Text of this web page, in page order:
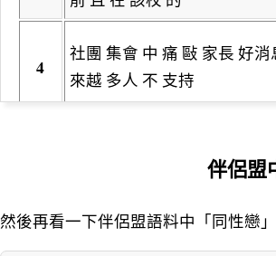
4
社團 集會 中 痛 敺 家長 好消
來越 多人 不 支持
董事會 考慮 禁止 或 撤銷
有 學校 董事會 考慮 禁止 或
伴侶盟
然後再看一下伴侶盟語料中「同性戀